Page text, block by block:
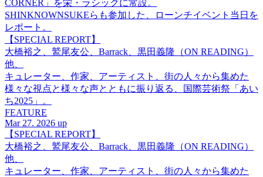
CORNER」を栄・ラシックに常設。
SHINKNOWNSUKEらも参加した、ローンチイベント当日を
レポート。
【SPECIAL REPORT】
大橋裕之、鷲尾友公、Barrack、黒田義隆（ON READING）
他、
キュレーター、作家、アーティスト、街の人々から集めた
様々な視点と様々な声とともに振り返る、国際芸術祭「あい
ち2025」。
FEATURE
Mar 27. 2026 up
【SPECIAL REPORT】
大橋裕之、鷲尾友公、Barrack、黒田義隆（ON READING）
他、
キュレーター、作家、アーティスト、街の人々から集めた